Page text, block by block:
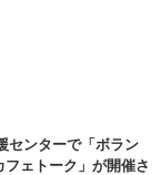
センターで「ボラン
ェトーク」が開催さ